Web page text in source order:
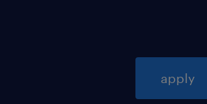
apply